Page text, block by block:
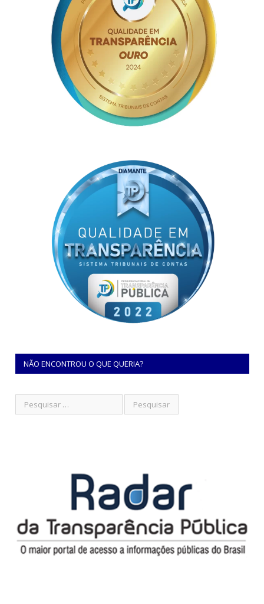
NÃO ENCONTROU O QUE QUERIA?